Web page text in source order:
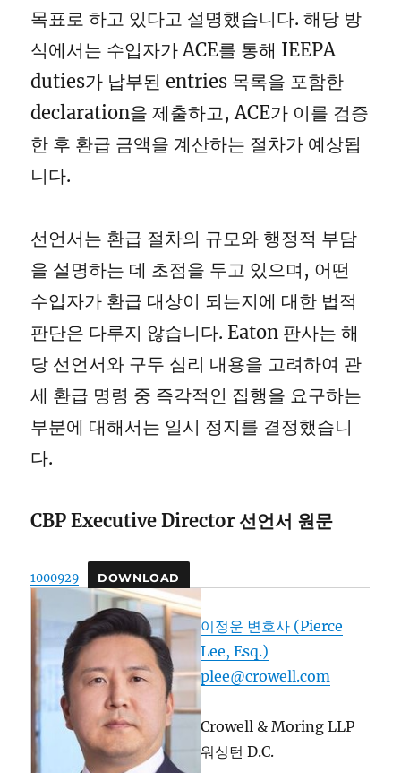
목표로 하고 있다고 설명했습니다. 해당 방
식에서는 수입자가 ACE를 통해 IEEPA
duties가 납부된 entries 목록을 포함한
declaration을 제출하고, ACE가 이를 검증
한 후 환급 금액을 계산하는 절차가 예상됩
니다.
선언서는 환급 절차의 규모와 행정적 부담
을 설명하는 데 초점을 두고 있으며, 어떤
수입자가 환급 대상이 되는지에 대한 법적
판단은 다루지 않습니다. Eaton 판사는 해
당 선언서와 구두 심리 내용을 고려하여 관
세 환급 명령 중 즉각적인 집행을 요구하는
부분에 대해서는 일시 정지를 결정했습니
다.
CBP Executive Director 선언서 원문
1000929 DOWNLOAD
이정운 변호사 (Pierce
Lee, Esq.)
plee@crowell.com
Crowell & Moring LLP
워싱턴 D.C.